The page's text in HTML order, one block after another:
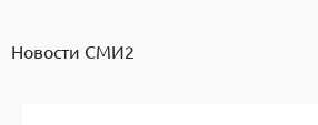
Новости СМИ2